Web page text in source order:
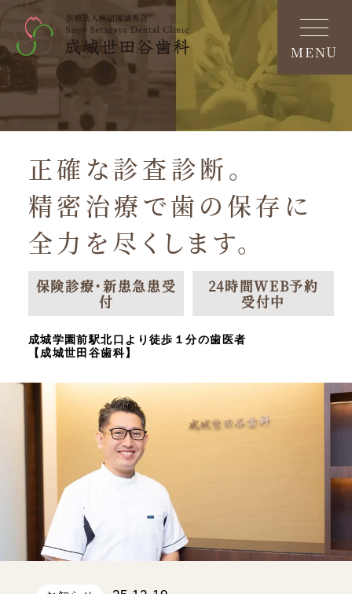
MENU
正確な診査診断。
精密治療で歯の保存に
全力を尽くします。
保険診療・新患急患受
付
24時間WEB予約
受付中
成城学園前駅北口より徒歩１分の歯医者
【成城世田谷歯科】